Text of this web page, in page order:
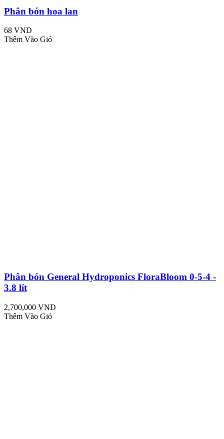
Phân bón hoa lan
68 VND
Thêm Vào Giỏ
Phân bón General Hydroponics FloraBloom 0-5-4 -
3.8 lít
2,700,000 VND
Thêm Vào Giỏ